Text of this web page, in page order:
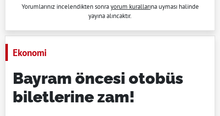
Yorumlarınız incelendikten sonrayorum kurallarına uyması halinde
yayına alıncaktır.
Ekonomi
Bayram öncesi otobüs
biletlerine zam!